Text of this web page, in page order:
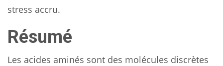
stress accru.
Résumé
Les acides aminés sont des molécules discrètes